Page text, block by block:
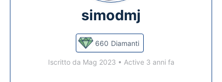
simodmj
660 Diamanti
Iscritto da Mag 2023 • Active 3 anni fa